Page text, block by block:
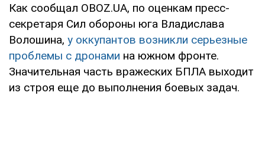
Как сообщал OBOZ.UA, по оценкам пресс-
секретаря Сил обороны юга Владислава
Волошина, у оккупантов возникли серьезные
проблемы с дронами на южном фронте.
Значительная часть вражеских БПЛА выходит
из строя еще до выполнения боевых задач.